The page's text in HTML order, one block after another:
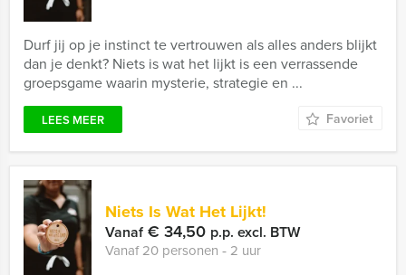
Durf jij op je instinct te vertrouwen als alles anders blijkt
dan je denkt? Niets is wat het lijkt is een verrassende
groepsgame waarin mysterie, strategie en ...
LEES MEER Favoriet
Niets Is Wat Het Lijkt!
Vanaf€ 34,50 p.p. excl. BTW
Vanaf 20 personen ‐ 2 uur